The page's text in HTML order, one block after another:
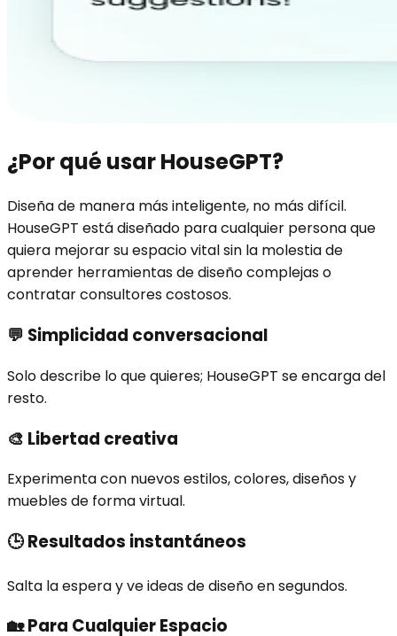
¿Por qué usar HouseGPT?
Diseña de manera más inteligente, no más difícil.
HouseGPT está diseñado para cualquier persona que
quiera mejorar su espacio vital sin la molestia de
aprender herramientas de diseño complejas o
contratar consultores costosos.
💬 Simplicidad conversacional
Solo describe lo que quieres; HouseGPT se encarga del
resto.
🎨 Libertad creativa
Experimenta con nuevos estilos, colores, diseños y
muebles de forma virtual.
🕒Resultados instantáneos
Salta la espera y ve ideas de diseño en segundos.
🏡Para Cualquier Espacio